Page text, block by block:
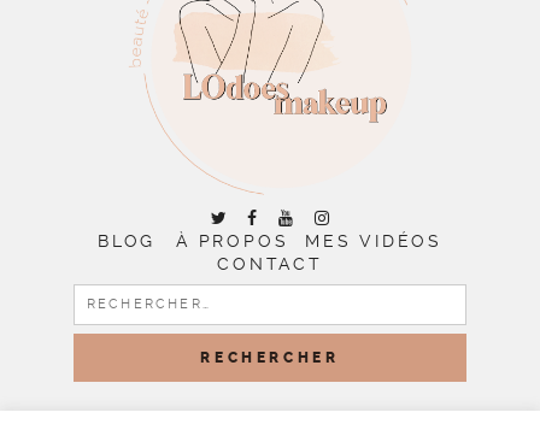
BLOG À PROPOS
MES VIDÉOS
CONTACT
RECHERCHER :